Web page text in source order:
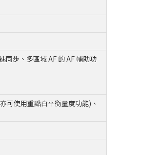
同步、多區域 AF 的 AF 輔助功
可使用重點白平衡量度功能)、